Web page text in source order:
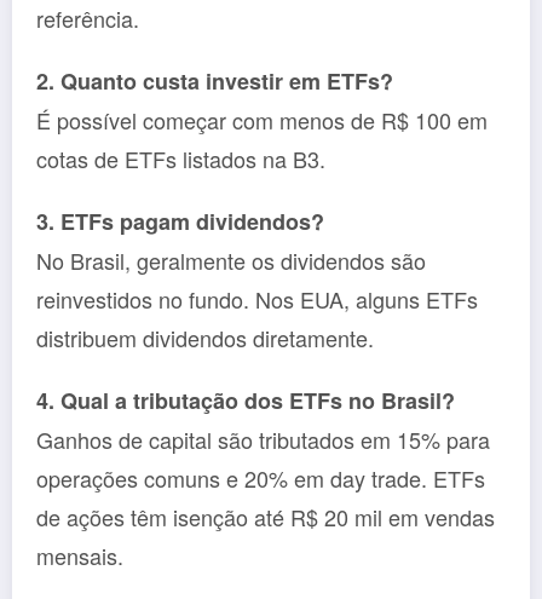
referência.
2. Quanto custa investir em ETFs?
É possível começar com menos de R$ 100 em
cotas de ETFs listados na B3.
3. ETFs pagam dividendos?
No Brasil, geralmente os dividendos são
reinvestidos no fundo. Nos EUA, alguns ETFs
distribuem dividendos diretamente.
4. Qual a tributação dos ETFs no Brasil?
Ganhos de capital são tributados em 15% para
operações comuns e 20% em day trade. ETFs
de ações têm isenção até R$ 20 mil em vendas
mensais.